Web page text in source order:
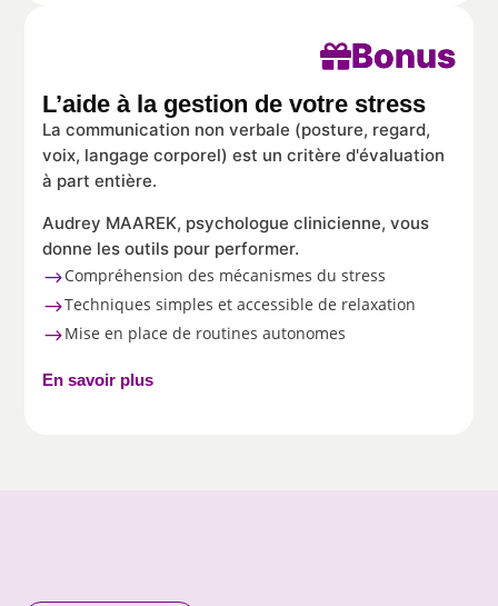
Bonus

L’aide à la gestion de votre stress
La communication non verbale (posture, regard,
voix, langage corporel) est un critère d'évaluation
à part entière.
Audrey MAAREK, psychologue clinicienne, vous
donne les outils pour performer.
$Compréhension des mécanismes du stress
$Techniques simples et accessible de relaxation
$Mise en place de routines autonomes
En savoir plus